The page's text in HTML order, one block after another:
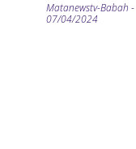
Matanewstv-Babah -
07/04/2024